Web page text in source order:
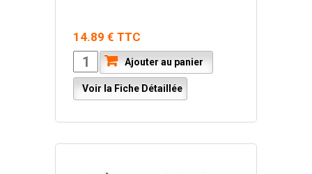
14.89 € TTC
Ajouter au panier
Voir la Fiche Détaillée